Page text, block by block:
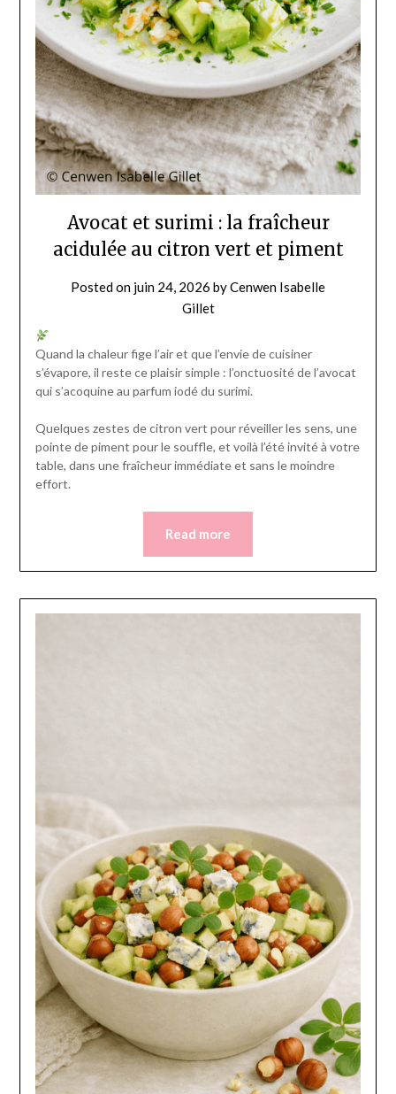
Avocat et surimi : la fraîcheur
acidulée au citron vert et piment
Posted on juin 24, 2026 byCenwen Isabelle
Gillet
Quand la chaleur fige l’air et que l’envie de cuisiner
s’évapore, il reste ce plaisir simple : l’onctuosité de l’avocat
qui s’acoquine au parfum iodé du surimi.
Quelques zestes de citron vert pour réveiller les sens, une
pointe de piment pour le souffle, et voilà l’été invité à votre
table, dans une fraîcheur immédiate et sans le moindre
effort.
Read more